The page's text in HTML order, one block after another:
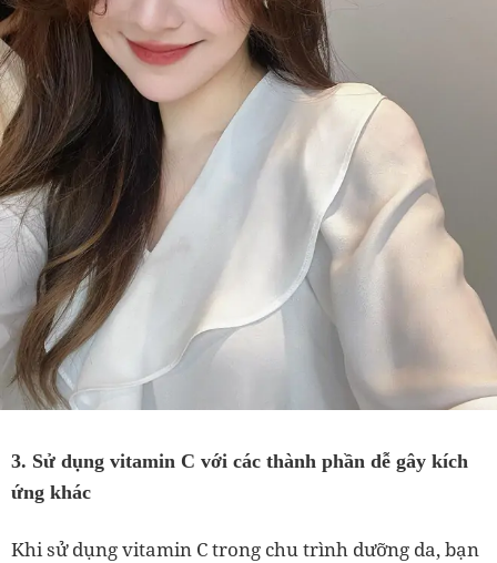
3. Sử dụng vitamin C với các thành phần dễ gây kích
ứng khác
Khi sử dụng vitamin C trong chu trình dưỡng da, bạn